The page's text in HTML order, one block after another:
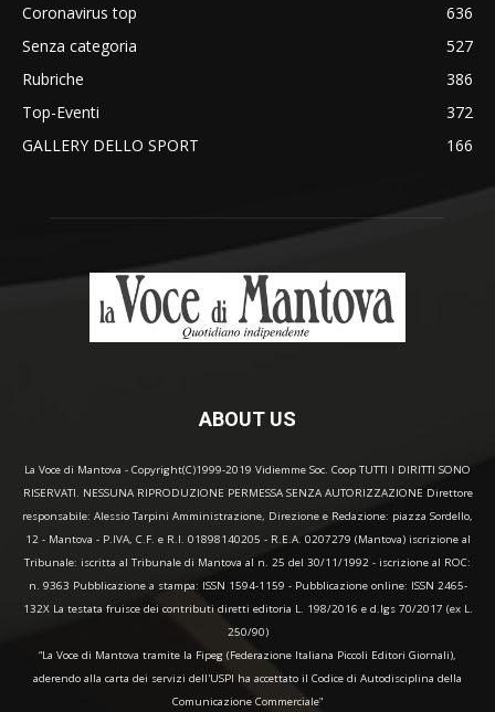
Coronavirus top
636
Senza categoria
527
Rubriche
386
Top-Eventi
372
GALLERY DELLO SPORT
166
ABOUT US
La Voce di Mantova - Copyright(C)1999-2019 Vidiemme Soc. Coop TUTTI I DIRITTI SONO
RISERVATI. NESSUNA RIPRODUZIONE PERMESSA SENZA AUTORIZZAZIONE Direttore
responsabile: Alessio Tarpini Amministrazione, Direzione e Redazione: piazza Sordello,
12 - Mantova - P.IVA, C.F. e R.I. 01898140205 - R.E.A. 0207279 (Mantova) iscrizione al
Tribunale: iscritta al Tribunale di Mantova al n. 25 del 30/11/1992 - iscrizione al ROC:
n. 9363 Pubblicazione a stampa: ISSN 1594-1159 - Pubblicazione online: ISSN 2465-
132X La testata fruisce dei contributi diretti editoria L. 198/2016 e d.lgs 70/2017 (ex L.
250/90)
“La Voce di Mantova tramite la Fipeg (Federazione Italiana Piccoli Editori Giornali),
aderendo alla carta dei servizi dell'USPI ha accettato il Codice di Autodisciplina della
Comunicazione Commerciale"